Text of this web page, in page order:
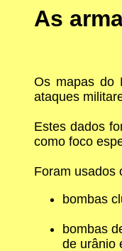
As
Os mapas do
ataques
Estes dados
como foco
Foram usados
bombas
bombas
de urânio